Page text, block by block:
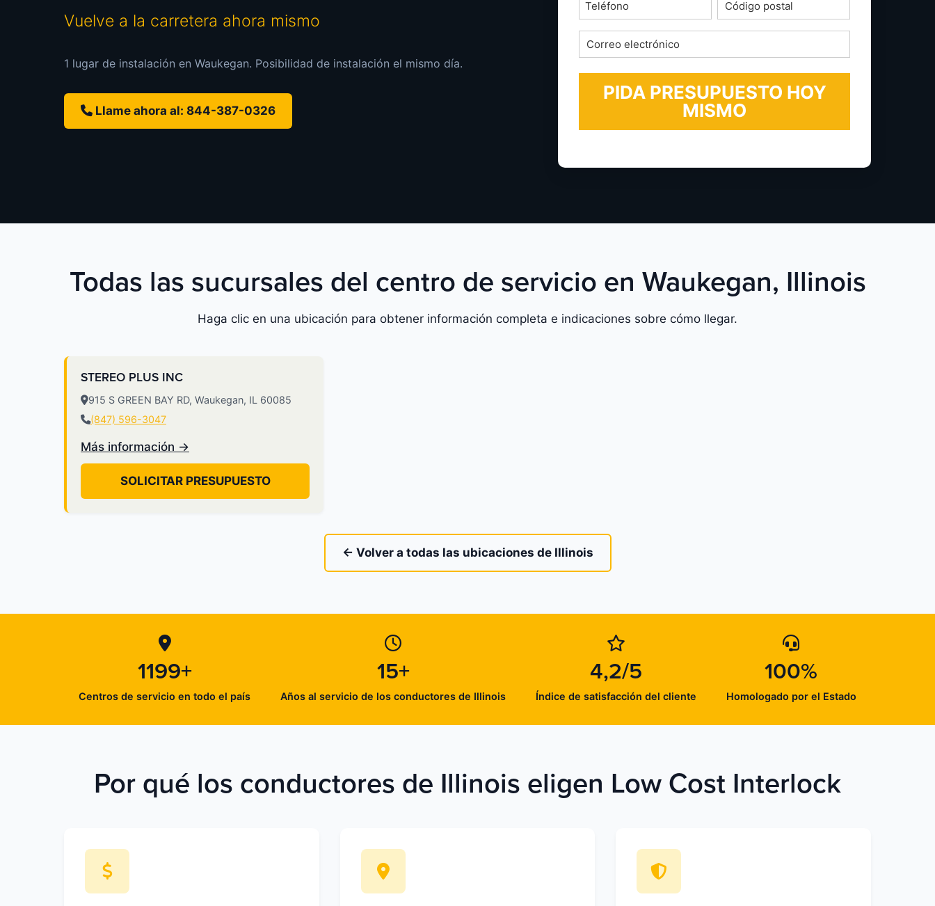
Vuelve a la carretera ahora mismo
1 lugar de instalación en Waukegan. Posibilidad de instalación el mismo día.
Llame ahora al: 844-387-0326
*
postal
Correo
electrónico
*
Todas las sucursales del centro de servicio en Waukegan, Illinois
Haga clic en una ubicación para obtener información completa e indicaciones sobre cómo llegar.
STEREO PLUS INC
915 S GREEN BAY RD, Waukegan, IL 60085
(847) 596-3047
Más información →
SOLICITAR PRESUPUESTO
← Volver a todas las ubicaciones de Illinois
1199+
Centros de servicio en todo el país
15+
Años al servicio de los conductores de Illinois
4,2/5
Índice de satisfacción del cliente
100%
Homologado por el Estado
Por qué los conductores de Illinois eligen Low Cost Interlock